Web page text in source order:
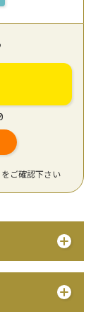
をご確認下さい